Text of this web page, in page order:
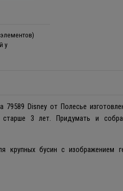
у
Disney от Полесье
3 лет. Придумать и
крупных бусин с изображением